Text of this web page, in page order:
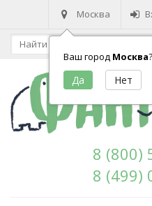
Москва
Ваш город Москва?
8 (800)
8 (499)